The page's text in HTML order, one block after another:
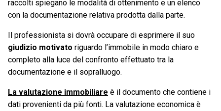
raccolti spiegano le modalità di ottenimento e un elenco
con la documentazione relativa prodotta dalla parte.
Il professionista si dovrà occupare di esprimere il suo
giudizio motivato riguardo l’immobile in modo chiaro e
completo alla luce del confronto effettuato tra la
documentazione e il sopralluogo.
La valutazione immobiliare è il documento che contiene i
dati provenienti da più fonti. La valutazione economica è